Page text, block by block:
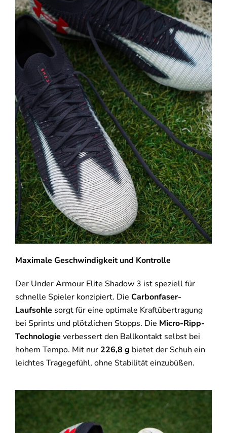
Maximale Geschwindigkeit und Kontrolle
Der Under Armour Elite Shadow 3 ist speziell für
schnelle Spieler konzipiert. Die Carbonfaser-
Laufsohle sorgt für eine optimale Kraftübertragung
bei Sprints und plötzlichen Stopps. Die Micro-Ripp-
Technologie verbessert den Ballkontakt selbst bei
hohem Tempo. Mit nur 226,8 g bietet der Schuh ein
leichtes Tragegefühl, ohne Stabilität einzubüßen.